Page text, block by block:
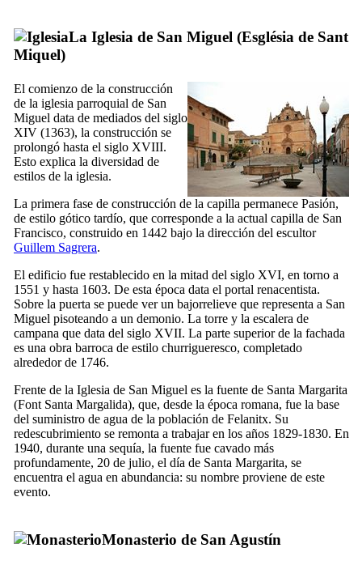
La Iglesia de San Miguel (Església de Sant
Miquel)
El comienzo de la construcción
de la iglesia parroquial de San
Miguel data de mediados del siglo
XIV (1363), la construcción se
prolongó hasta el siglo XVIII.
Esto explica la diversidad de
estilos de la iglesia.
La primera fase de construcción de la capilla permanece Pasión,
de estilo gótico tardío, que corresponde a la actual capilla de San
Francisco, construido en 1442 bajo la dirección del escultor
Guillem Sagrera.
El edificio fue restablecido en la mitad del siglo XVI, en torno a
1551 y hasta 1603. De esta época data el portal renacentista.
Sobre la puerta se puede ver un bajorrelieve que representa a San
Miguel pisoteando a un demonio. La torre y la escalera de
campana que data del siglo XVII. La parte superior de la fachada
es una obra barroca de estilo churrigueresco, completado
alrededor de 1746.
Frente de la Iglesia de San Miguel es la fuente de Santa Margarita
(Font Santa Margalida), que, desde la época romana, fue la base
del suministro de agua de la población de Felanitx. Su
redescubrimiento se remonta a trabajar en los años 1829-1830. En
1940, durante una sequía, la fuente fue cavado más
profundamente, 20 de julio, el día de Santa Margarita, se
encuentra el agua en abundancia: su nombre proviene de este
evento.
Monasterio de San Agustín